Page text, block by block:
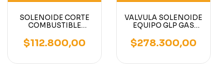
SOLENOIDE CORTE
COMBUSTIBLE
MOTOR YANMAR
4TNV94,4TNV98,4TNV88
$112.800,00
VALVULA SOLENOIDE
EQUIPO GLP GAS
TOYOTA SERIE 8
$278.300,00